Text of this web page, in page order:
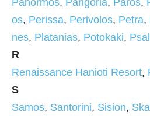
Panormos, Parigoria, Paros,
os, Perissa, Perivolos, Petra,
nes, Platanias, Potokaki,
R
Renaissance Hanioti Resort,
S
Samos, Santorini, Sision,